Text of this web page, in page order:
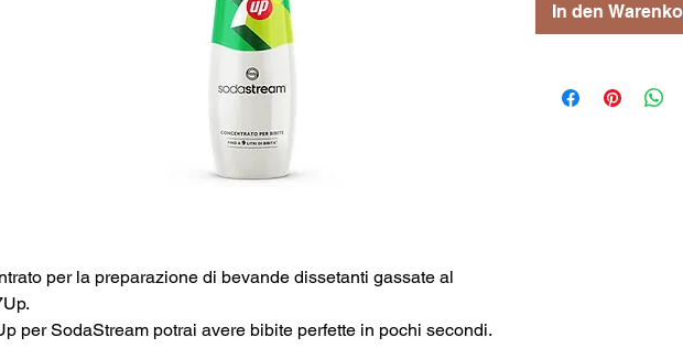
per la preparazione di bevande dissetanti gassate al
per SodaStream potrai avere bibite perfette in pochi secondi.
In den